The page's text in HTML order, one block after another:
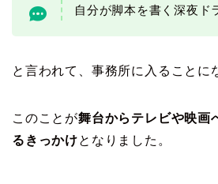
自分が脚本を書く深夜ド
と言われて、事務所に入ることに
このことが舞台からテレビや映画
るきっかけとなりました。